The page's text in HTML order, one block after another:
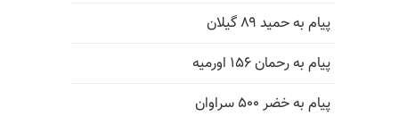
پیام به حمید ۸۹ گیلان
پیام به رحمان ۱۵۶ اورمیه
پیام به خضر ۵۰۰ سراوان